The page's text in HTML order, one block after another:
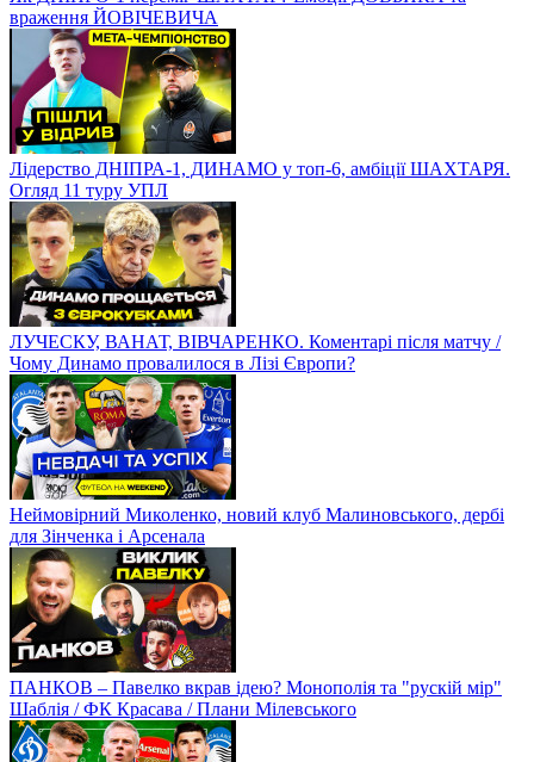
враження ЙОВІЧЕВИЧА
Лідерство ДНІПРА-1, ДИНАМО у топ-6, амбіції ШАХТАРЯ.
Огляд 11 туру УПЛ
ЛУЧЕСКУ, ВАНАТ, ВІВЧАРЕНКО. Коментарі після матчу /
Чому Динамо провалилося в Лізі Європи?
Неймовірний Миколенко, новий клуб Малиновського, дербі
для Зінченка і Арсенала
ПАНКОВ – Павелко вкрав ідею? Монополія та "рускій мір"
Шаблія / ФК Красава / Плани Мілевського